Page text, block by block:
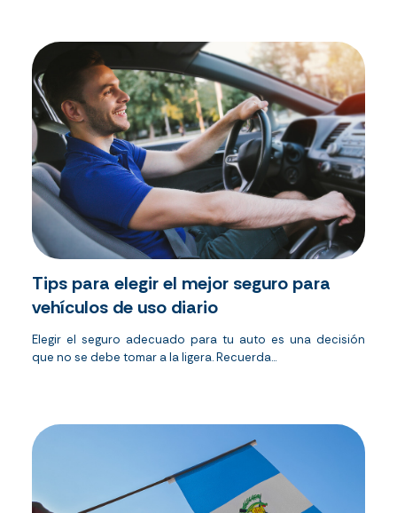
Tips para elegir el mejor seguro para
vehículos de uso diario
Elegir el seguro adecuado para tu auto es una decisión
que no se debe tomar a la ligera. Recuerda...